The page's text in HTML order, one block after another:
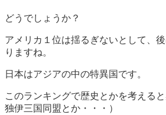
どうでしょうか？
アメリカ１位は揺るぎないとして、
りますね。
日本はアジアの中の特異国です。
このランキングで歴史とかを考える
独伊三国同盟とか・・・）